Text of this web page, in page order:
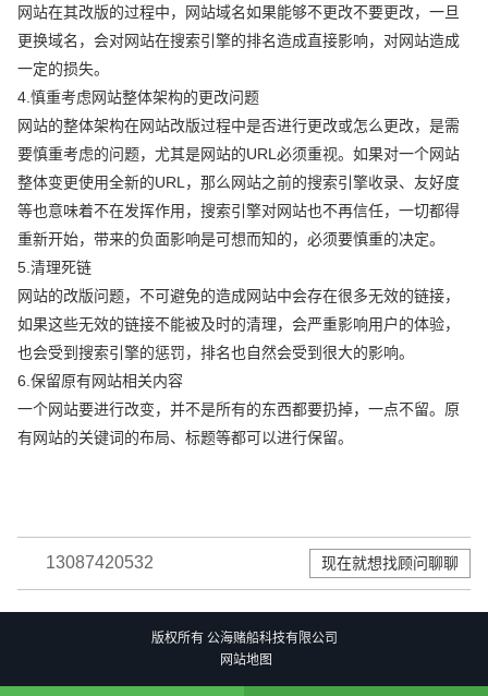
网站在其改版的过程中，网站域名如果能够不更改不要更改，一旦
更换域名，会对网站在搜索引擎的排名造成直接影响，对网站造成
一定的损失。
4.慎重考虑网站整体架构的更改问题
网站的整体架构在网站改版过程中是否进行更改或怎么更改，是需
要慎重考虑的问题，尤其是网站的URL必须重视。如果对一个网站
整体变更使用全新的URL，那么网站之前的搜索引擎收录、友好度
等也意味着不在发挥作用，搜索引擎对网站也不再信任，一切都得
重新开始，带来的负面影响是可想而知的，必须要慎重的决定。
5.清理死链
网站的改版问题，不可避免的造成网站中会存在很多无效的链接，
如果这些无效的链接不能被及时的清理，会严重影响用户的体验，
也会受到搜索引擎的惩罚，排名也自然会受到很大的影响。
6.保留原有网站相关内容
一个网站要进行改变，并不是所有的东西都要扔掉，一点不留。原
有网站的关键词的布局、标题等都可以进行保留。
13087420532 现在就想找顾问聊聊
版权所有 公海赌船科技有限公司
网站地图